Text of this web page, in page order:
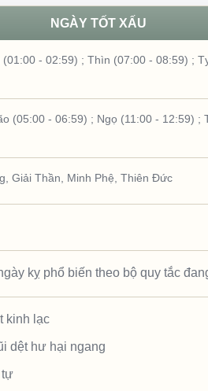
NGÀY TỐT XẤU
(01:00 - 02:59) ; Thìn (07:00 - 08:59) ;
(05:00 - 06:59) ; Ngọ (11:00 - 12:59) ;
Giải Thần Minh Phệ Thiên Đức
kỵ phổ biến theo bộ quy tắc
kinh lạc
dệt hư hại ngang
tự